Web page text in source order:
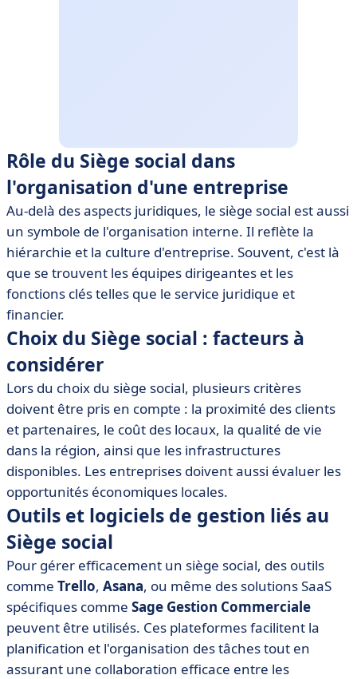
Rôle du Siège social dans
l'organisation d'une entreprise
Au-delà des aspects juridiques, le siège social est aussi
un symbole de l'organisation interne. Il reflète la
hiérarchie et la culture d'entreprise. Souvent, c'est là
que se trouvent les équipes dirigeantes et les
fonctions clés telles que le service juridique et
financier.
Choix du Siège social : facteurs à
considérer
Lors du choix du siège social, plusieurs critères
doivent être pris en compte : la proximité des clients
et partenaires, le coût des locaux, la qualité de vie
dans la région, ainsi que les infrastructures
disponibles. Les entreprises doivent aussi évaluer les
opportunités économiques locales.
Outils et logiciels de gestion liés au
Siège social
Pour gérer efficacement un siège social, des outils
comme Trello, Asana, ou même des solutions SaaS
spécifiques comme Sage Gestion Commerciale
peuvent être utilisés. Ces plateformes facilitent la
planification et l'organisation des tâches tout en
assurant une collaboration efficace entre les